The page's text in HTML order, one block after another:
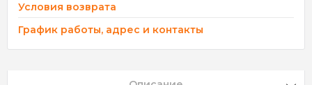
Условия возврата
График работы, адрес и контакты